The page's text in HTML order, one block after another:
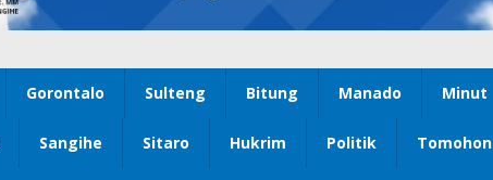
Gorontalo Sulteng Bitung Manado Minut
Sangihe Sitaro Hukrim Politik Tomohon